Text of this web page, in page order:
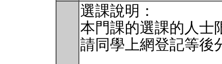
選課說明：
本門課的選課的人士
請同學上網登記等後